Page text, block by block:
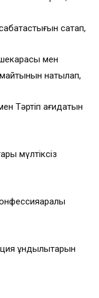
сақтап,
мен
нақтылап,
Тәртіп қағидатын
мүлтіксіз
құндылықтарын